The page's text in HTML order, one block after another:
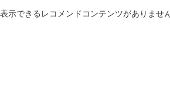
表示できるレコメンドコンテンツがありませ